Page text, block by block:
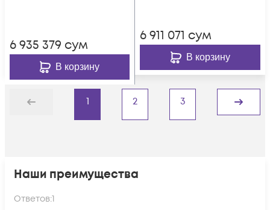
6 935 379 сум
В корзину
6 911 071 сум
В корзину
Назад
1 2 3
Дальше
Наши преимущества
Ответов:1